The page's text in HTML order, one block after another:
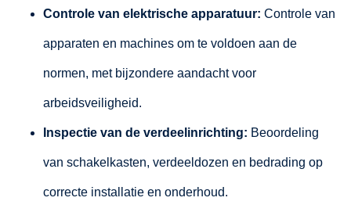
Controle van elektrische apparatuur: Controle van
apparaten en machines om te voldoen aan de
normen, met bijzondere aandacht voor
arbeidsveiligheid.
Inspectie van de verdeelinrichting: Beoordeling
van schakelkasten, verdeeldozen en bedrading op
correcte installatie en onderhoud.